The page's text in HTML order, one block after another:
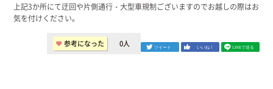
上記3か所にて迂回や片側通行・大型車規制ございますのでお越しの際はお
気を付けください。
参考になった 0人